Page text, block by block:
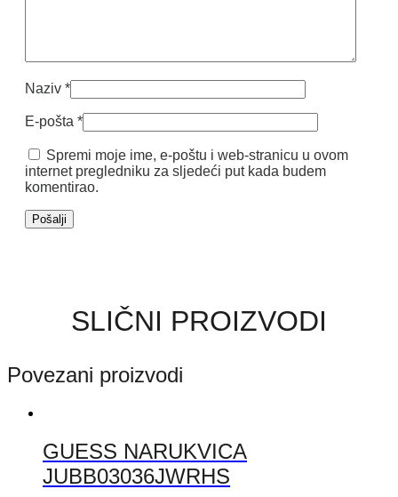
Naziv *
E-pošta *
Spremi moje ime, e-poštu i web-stranicu u ovom
internet pregledniku za sljedeći put kada budem
komentirao.
SLIČNI PROIZVODI
Povezani proizvodi
GUESS NARUKVICA
JUBB03036JWRHS